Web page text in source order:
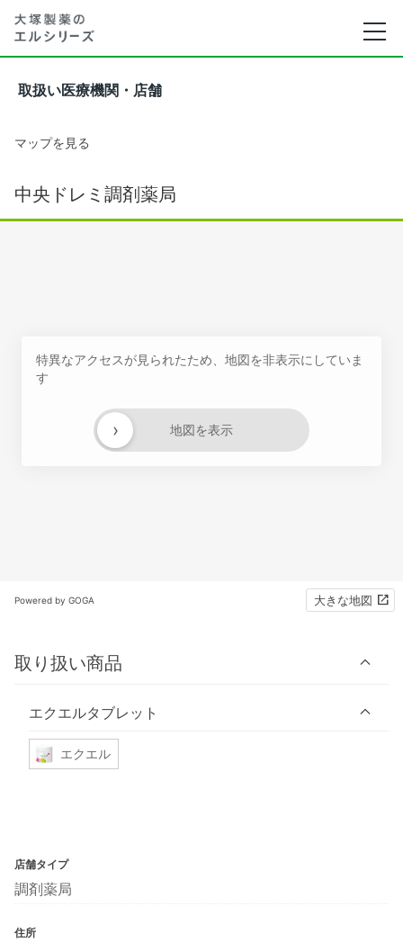
取扱い医療機関・店舗
マップを見る
中央ドレミ調剤薬局
特異なアクセスが見られたため、地図を非表示にしていま
す
地図を表示
›
Powered by GOGA 大きな地図
取り扱い商品
エクエルタブレット
エクエル
店舗タイプ
調剤薬局
住所